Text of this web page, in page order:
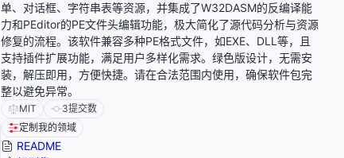
单、对话框、字符串表等资源，并集成了W32DASM的反编译能
力和PEditor的PE文件头编辑功能，极大简化了源代码分析与资源
修复的流程。该软件兼容多种PE格式文件，如EXE、DLL等，且
支持插件扩展功能，满足用户多样化需求。绿色版设计，无需安
装，解压即用，方便快捷。请在合法范围内使用，确保软件包完
整以避免异常。
MIT 3提交数
定制我的领域
README